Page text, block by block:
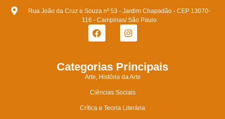
Rua João da Cruz e Souza nº 53 - Jardim Chapadão - CEP 13070-
116 - Campinas/ São Paulo
Categorias Principais
Arte, História da Arte
Ciências Sociais
Crítica e Teoria Literária